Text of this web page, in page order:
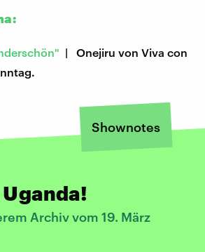
| Onejiru von Viva con
Shownotes
Archiv vom 19. März